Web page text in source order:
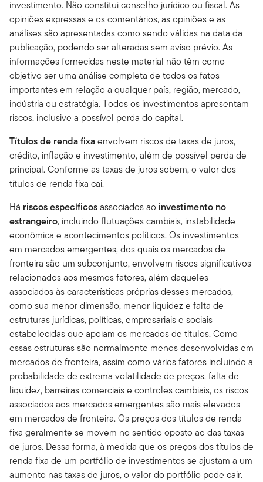
investimento. Não constitui conselho jurídico ou fiscal. As
opiniões expressas e os comentários, as opiniões e as
análises são apresentadas como sendo válidas na data da
publicação, podendo ser alteradas sem aviso prévio. As
informações fornecidas neste material não têm como
objetivo ser uma análise completa de todos os fatos
importantes em relação a qualquer país, região, mercado,
indústria ou estratégia. Todos os investimentos apresentam
riscos, inclusive a possível perda do capital.
Títulos de renda fixaenvolvem riscos de taxas de juros,
crédito, inflação e investimento, além de possível perda de
principal. Conforme as taxas de juros sobem, o valor dos
títulos de renda fixa cai.
Há riscos específicosassociados ao investimento no
estrangeiro, incluindo flutuações cambiais, instabilidade
econômica e acontecimentos políticos. Os investimentos
em mercados emergentes, dos quais os mercados de
fronteira são um subconjunto, envolvem riscos significativos
relacionados aos mesmos fatores, além daqueles
associados às características próprias desses mercados,
como sua menor dimensão, menor liquidez e falta de
estruturas jurídicas, políticas, empresariais e sociais
estabelecidas que apoiam os mercados de títulos. Como
essas estruturas são normalmente menos desenvolvidas em
mercados de fronteira, assim como vários fatores incluindo a
probabilidade de extrema volatilidade de preços, falta de
liquidez, barreiras comerciais e controles cambiais, os riscos
associados aos mercados emergentes são mais elevados
em mercados de fronteira. Os preços dos títulos de renda
fixa geralmente se movem no sentido oposto ao das taxas
de juros. Dessa forma, à medida que os preços dos títulos de
renda fixa de um portfólio de investimentos se ajustam a um
aumento nas taxas de juros, o valor do portfólio pode cair.